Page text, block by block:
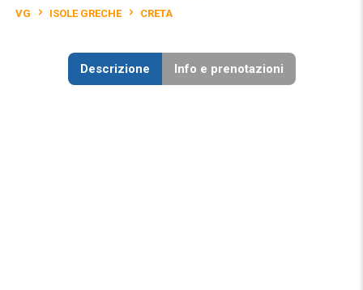
VG ISOLE GRECHE CRETA
Descrizione Info e prenotazioni